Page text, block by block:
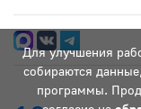
Для улучшения
собираются
программы.